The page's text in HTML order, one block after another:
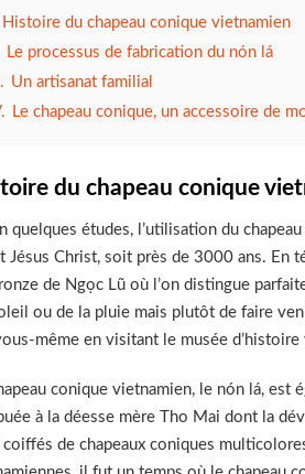
Histoire du chapeau conique vietnamien
Le processus de fabrication du nón lá
Un artisanat familial
Le chapeau conique, un accessoire de
du chapeau conique
quelques études, l’utilisation du
Jésus Christ, soit près de 3000 ans. En
de Ngọc Lũ où l’on distingue
ou de la pluie mais plutôt de faire
même en visitant le musée
conique vietnamien, le nón lá, est
à la déesse mère Tho Mai dont la
de chapeaux coniques